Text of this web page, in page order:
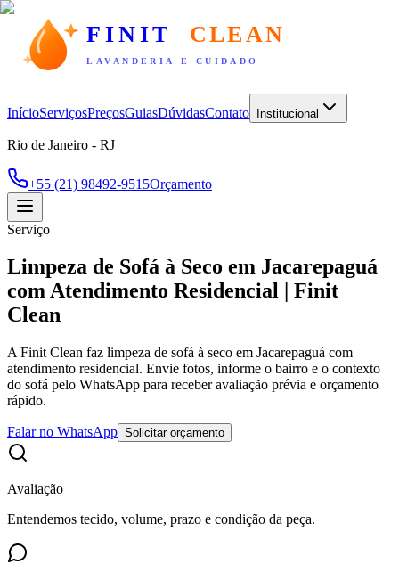
FINIT CLEAN
LAVANDERIA E CUIDADO
InícioServiçosPreçosGuiasDúvidasContato Institucional
Rio de Janeiro - RJ
+55 (21) 98492-9515Orçamento
Serviço
Limpeza de Sofá à Seco em Jacarepaguá
com Atendimento Residencial | Finit
Clean
A Finit Clean faz limpeza de sofá à seco em Jacarepaguá com
atendimento residencial. Envie fotos, informe o bairro e o contexto
do sofá pelo WhatsApp para receber avaliação prévia e orçamento
rápido.
Falar no WhatsApp Solicitar orçamento
Avaliação
Entendemos tecido, volume, prazo e condição da peça.